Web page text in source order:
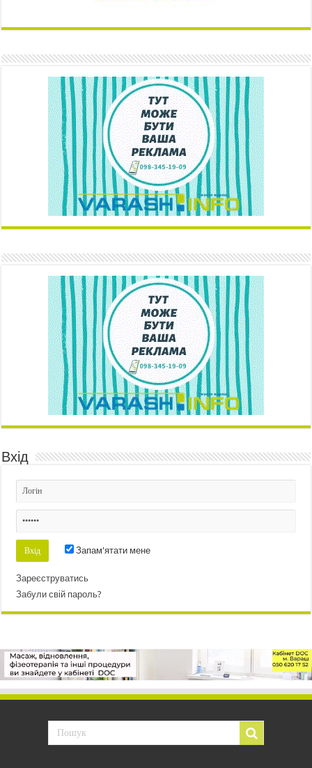
Вхід
Запам'ятати мене
Зареєструватись
Забули свій пароль?